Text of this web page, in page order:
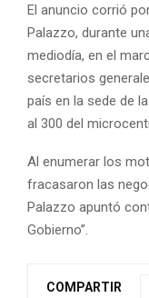
El anuncio corrió
Palazzo, durante
mediodía, en el
secretarios
país en la sede de
al 300 del
Al enumerar los
fracasaron las
Palazzo apuntó
Gobierno”.
COMPARTIR